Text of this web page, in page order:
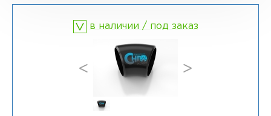
Фланцы раструбные SW
Фланцы свободные LJ
Фланцы воротниковые удлиненные
в наличии / под заказ